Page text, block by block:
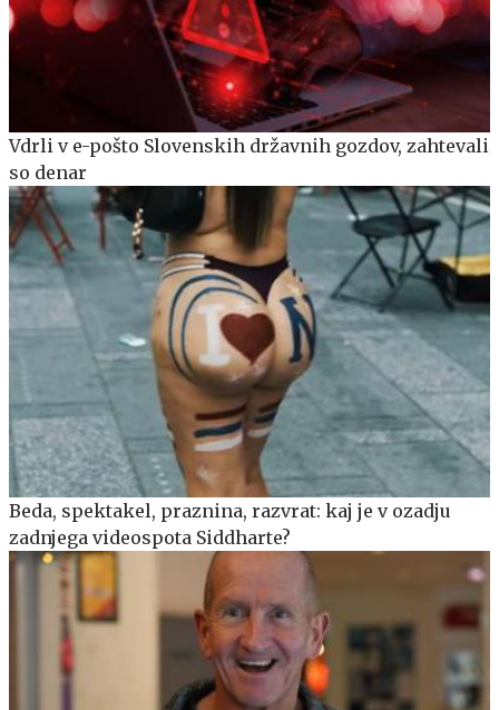
Vdrli v e-pošto Slovenskih državnih gozdov, zahtevali
so denar
Beda, spektakel, praznina, razvrat: kaj je v ozadju
zadnjega videospota Siddharte?